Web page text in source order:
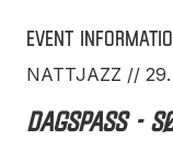
Event
NATTJAZZ //
DAGSPASS -